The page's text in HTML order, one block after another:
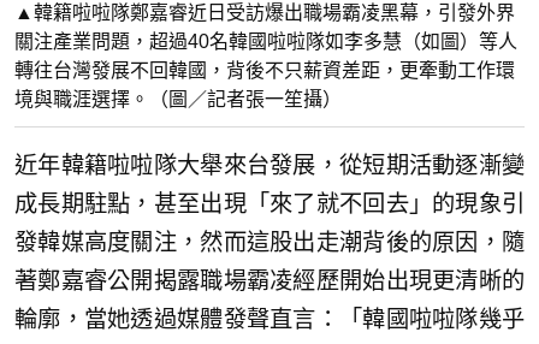
▲韓籍啦啦隊鄭嘉睿近日受訪爆出職場霸凌黑幕，引發外界
關注產業問題，超過40名韓國啦啦隊如李多慧（如圖）等人
轉往台灣發展不回韓國，背後不只薪資差距，更牽動工作環
境與職涯選擇。（圖／記者張一笙攝）
近年韓籍啦啦隊大舉來台發展，從短期活動逐漸變
成長期駐點，甚至出現「來了就不回去」的現象引
發韓媒高度關注，然而這股出走潮背後的原因，隨
著鄭嘉睿公開揭露職場霸凌經歷開始出現更清晰的
輪廓，當她透過媒體發聲直言：「韓國啦啦隊幾乎